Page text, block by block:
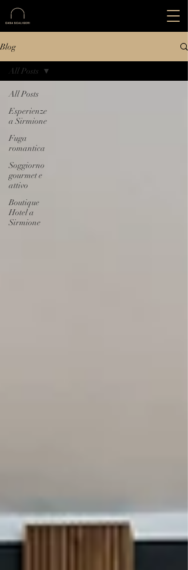
Blog
All Posts
Esperienze
a Sirmione
Fuga
romantica
Soggiorno
gourmet e
attivo
Boutique
Hotel a
Sirmione
All Posts